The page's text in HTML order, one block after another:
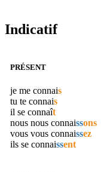
Indicatif
PRÉSENT
je me connais
tu te connais
il se connaît
nous nous connaissons
vous vous connaissez
ils se connaissent